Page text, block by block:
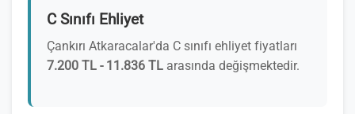
C Sınıfı Ehliyet
Çankırı Atkaracalar'da C sınıfı ehliyet fiyatları
7.200 TL - 11.836 TL arasında değişmektedir.